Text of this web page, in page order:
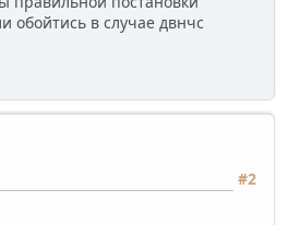
обойтись в случае двнчс
#2